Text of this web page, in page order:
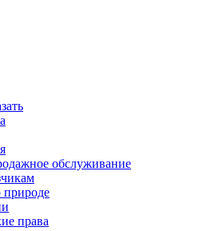
обслуживание
природе
права